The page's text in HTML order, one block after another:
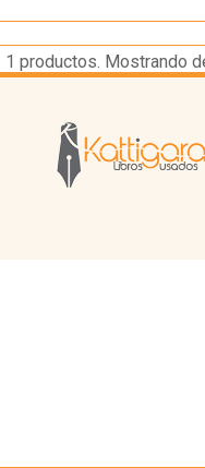
1 productos. Mostrando
Librería Kattigara